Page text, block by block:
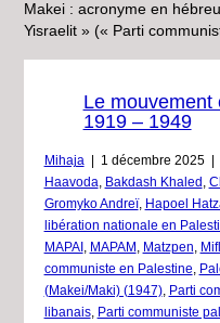
Makei : acronyme en
Yisraelit » (« Parti
Le mouvement
1919 – 1949
Mihaja 1 décembre 2025
Haavoda
Bakdash Khaled
Gromyko Andreï, Hapoel
libération nationale en
MAPAI
MAPAM Matzpen
communiste en Palestine
(Makei/Maki) (1947), Parti
libanais, Parti communiste